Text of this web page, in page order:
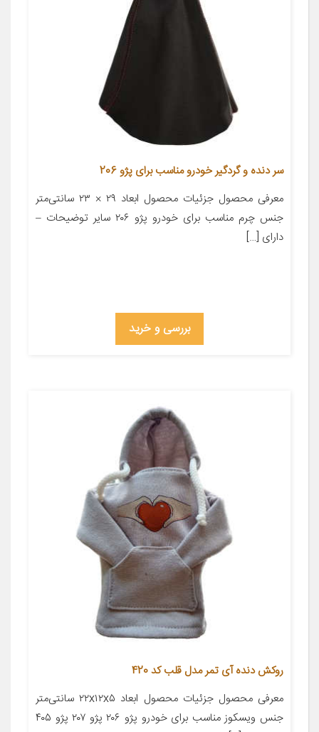
سر دنده و گردگیر خودرو مناسب برای پژو 206
معرفی محصول جزئیات محصول ابعاد ۲۹ × ۲۳ سانتی‌متر
جنس چرم مناسب برای خودرو پژو ۲۰۶ سایر توضیحات –
دارای […]
بررسی و خرید
روکش دنده آی تمر مدل قلب کد 420
معرفی محصول جزئیات محصول ابعاد ۲۲x۱۲x۵ سانتی‌متر
جنس ویسکوز مناسب برای خودرو پژو ۲۰۶ پژو ۲۰۷ پژو ۴۰۵